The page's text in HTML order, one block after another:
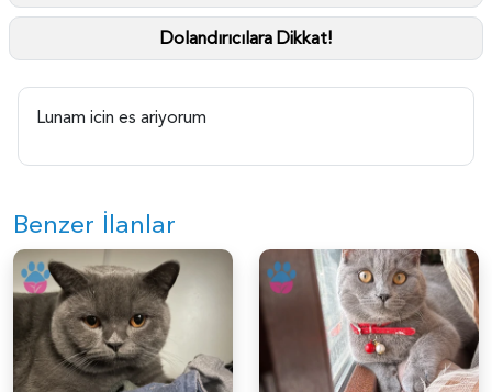
Dolandırıcılara Dikkat!
Lunam icin es ariyorum
Benzer İlanlar